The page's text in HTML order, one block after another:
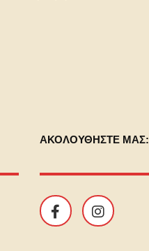
ΑΚΟΛΟΥΘΗΣΤΕ ΜΑΣ: